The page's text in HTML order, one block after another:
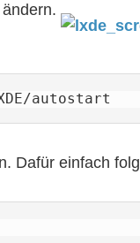
autostart
Dafür einfach